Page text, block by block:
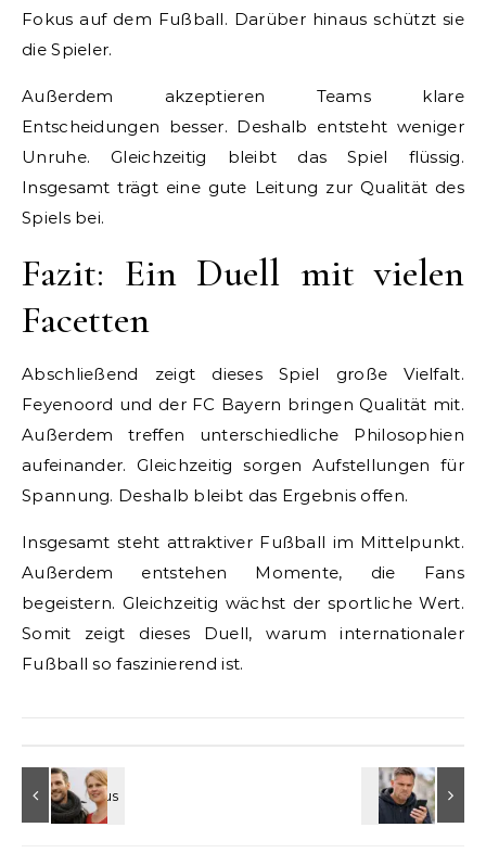
Fokus auf dem Fußball. Darüber hinaus schützt sie
die Spieler.
Außerdem akzeptieren Teams klare
Entscheidungen besser. Deshalb entsteht weniger
Unruhe. Gleichzeitig bleibt das Spiel flüssig.
Insgesamt trägt eine gute Leitung zur Qualität des
Spiels bei.
Fazit: Ein Duell mit vielen
Facetten
Abschließend zeigt dieses Spiel große Vielfalt.
Feyenoord und der FC Bayern bringen Qualität mit.
Außerdem treffen unterschiedliche Philosophien
aufeinander. Gleichzeitig sorgen Aufstellungen für
Spannung. Deshalb bleibt das Ergebnis offen.
Insgesamt steht attraktiver Fußball im Mittelpunkt.
Außerdem entstehen Momente, die Fans
begeistern. Gleichzeitig wächst der sportliche Wert.
Somit zeigt dieses Duell, warum internationaler
Fußball so faszinierend ist.